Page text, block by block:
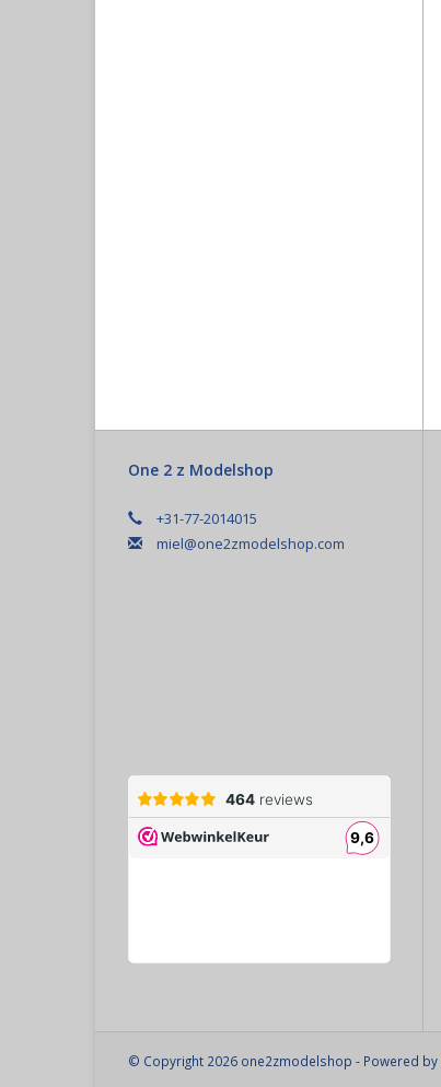
One 2 z Modelshop
+31-77-2014015
miel@one2zmodelshop.com
© Copyright 2026 one2zmodelshop - Powered by